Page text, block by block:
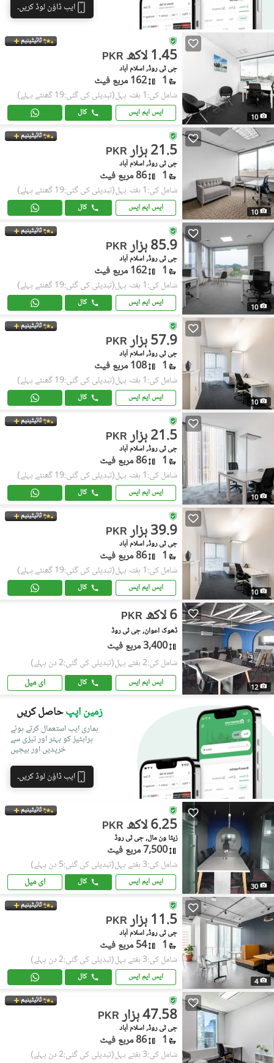
ایپ ڈاؤن لوڈ کریں۔
10
ٹائیٹینیم
PKR 1.45 لاکھ
جی ٹی روڈ, اسلام آباد
1 162 مربع فیٹ
شامل کی:1 ہفتہ پہل (تبدیلی کی گئی:19 گھنٹے پہلے)
ایس ایم ایس کال
10
ٹائیٹینیم
PKR 21.5 ہزار
جی ٹی روڈ, اسلام آباد
1 86 مربع فیٹ
شامل کی:1 ہفتہ پہل (تبدیلی کی گئی:19 گھنٹے پہلے)
ایس ایم ایس کال
10
ٹائیٹینیم
PKR 85.9 ہزار
جی ٹی روڈ, اسلام آباد
1 162 مربع فیٹ
شامل کی:1 ہفتہ پہل (تبدیلی کی گئی:19 گھنٹے پہلے)
ایس ایم ایس کال
10
ٹائیٹینیم
PKR 57.9 ہزار
جی ٹی روڈ, اسلام آباد
1 108 مربع فیٹ
شامل کی:1 ہفتہ پہل (تبدیلی کی گئی:19 گھنٹے پہلے)
ایس ایم ایس کال
10
ٹائیٹینیم
PKR 21.5 ہزار
جی ٹی روڈ, اسلام آباد
1 86 مربع فیٹ
شامل کی:1 ہفتہ پہل (تبدیلی کی گئی:19 گھنٹے پہلے)
ایس ایم ایس کال
10
ٹائیٹینیم
PKR 39.9 ہزار
جی ٹی روڈ, اسلام آباد
1 86 مربع فیٹ
شامل کی:1 ہفتہ پہل (تبدیلی کی گئی:19 گھنٹے پہلے)
ایس ایم ایس کال
12
PKR 6 لاکھ
ڈھوک اعوان, جی ٹی روڈ
3,400 مربع فیٹ
شامل کی:2 ہفتے پہل (تبدیلی کی گئی:2 دن پہلے)
ایس ایم ایس کال ای میل
زمین اپپحاصل کریں
ہماری ایپ استعمال کرتے ہوئے
پراپٹیز کو بہتر اور تیزی سے
خریدیں اور بیچیں
ایپ ڈاؤن لوڈ کریں۔
30
ٹائیٹینیم
PKR 6.25 لاکھ
زیٹا ون مال, جی ٹی روڈ
7,500 مربع فیٹ
شامل کی:3 ہفتے پہل (تبدیلی کی گئی:5 دن پہلے)
ایس ایم ایس کال ای میل
4
ٹائیٹینیم
PKR 11.5 ہزار
جی ٹی روڈ, اسلام آباد
1 54 مربع فیٹ
شامل کی:3 ہفتے پہل (تبدیلی کی گئی:2 دن پہلے)
ایس ایم ایس کال
ٹائیٹینیم
PKR 47.58 ہزار
جی ٹی روڈ, اسلام آباد
1 86 مربع فیٹ
شامل کی:3 ہفتے پہل (تبدیلی کی گئی:2 دن پہلے)